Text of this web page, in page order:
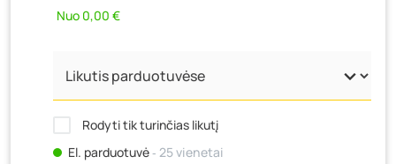
Nuo 0,00 €
Rodyti tik turinčias likutį
El. parduotuvė‐ 25 vienetai